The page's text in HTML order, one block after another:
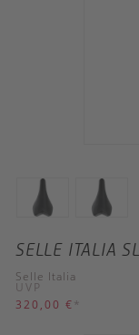
SELLE ITALIA
Selle Italia
UVP
320,00 € *